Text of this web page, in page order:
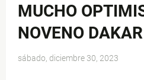
MUCHO
NOVENO DAKAR
sábado, diciembre 30, 2023